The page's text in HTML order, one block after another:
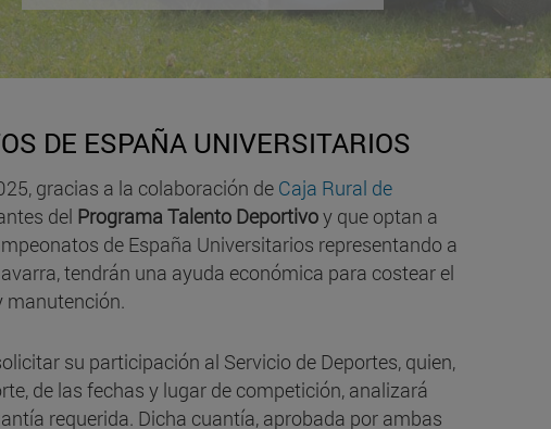
DE ESPAÑA UNIVERSITARIOS
gracias a la colaboración de Caja Rural de
del Programa Talento Deportivoy que optan a
de España Universitarios representando a
tendrán una ayuda económica para costear el
manutención.
su participación al Servicio de Deportes, quien,
de las fechas y lugar de competición, analizará
requerida. Dicha cuantía, aprobada por ambas